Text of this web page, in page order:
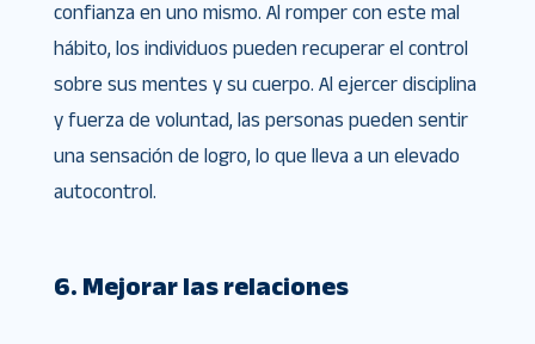
confianza en uno mismo. Al romper con este mal
hábito, los individuos pueden recuperar el control
sobre sus mentes y su cuerpo. Al ejercer disciplina
y fuerza de voluntad, las personas pueden sentir
una sensación de logro, lo que lleva a un elevado
autocontrol.
6. Mejorar las relaciones